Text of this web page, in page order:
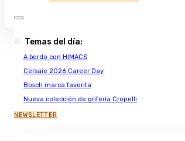
Temas del día:
A bordo con HIMACS
Cersaie 2026 Career Day
Bosch marca favorita
Nueva colección de grifería Cropelli
NEWSLETTER